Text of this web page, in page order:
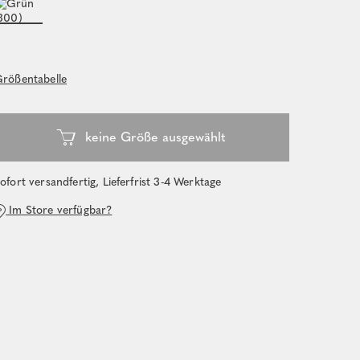
versandfertig, Lieferfrist 3-4 Werktage
Im Store verfügbar?